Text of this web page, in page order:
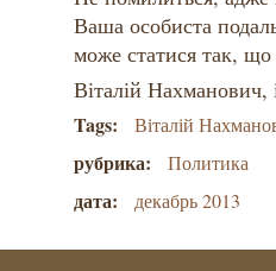
Ваша особиста
може статися так, що
Віталій Нахманович,
Tags: Віталій
рубрика: Политика
дата: декабрь 2013